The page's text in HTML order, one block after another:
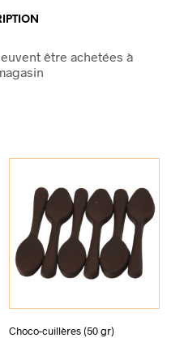
être achetées à
Choco-cuillères (50 gr)